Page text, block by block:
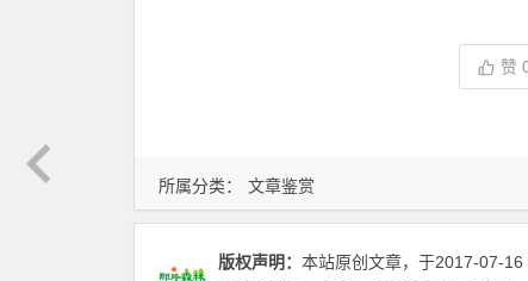
所属分类： 文章鉴赏
赞
版权声明： 本站原创文章，于2017-07-16